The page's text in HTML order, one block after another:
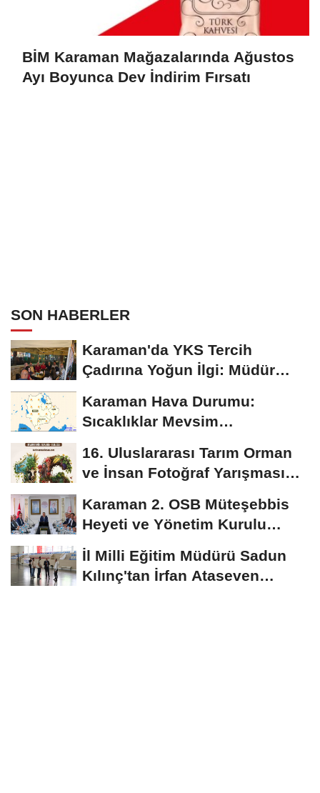
BİM Karaman Mağazalarında Ağustos
Ayı Boyunca Dev İndirim Fırsatı
SON HABERLER
Karaman'da YKS Tercih
Çadırına Yoğun İlgi: Müdür
Karaman Hava Durumu:
Sıcaklıklar Mevsim
Seyredecek
16. Uluslararası Tarım Orman
ve İnsan Fotoğraf Yarışması
Karaman 2. OSB Müteşebbis
Heyeti ve Yönetim Kurulu
Toplantısı Gerçekleştirildi
İl Milli Eğitim Müdürü Sadun
Kılınç'tan İrfan Ataseven